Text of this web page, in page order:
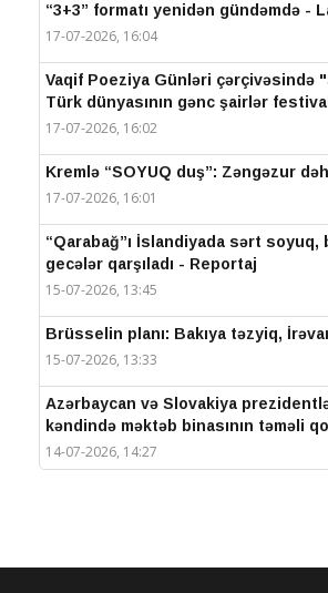
“3+3” formatı yenidən gündəmdə -
17-07-2026, 16:04
Vaqif Poeziya Günləri çərçivəsində
Türk dünyasının gənc şairlər
17-07-2026, 16:02
Kremlə “SOYUQ duş”: Zəngəzur
17-07-2026, 16:01
“Qarabağ”ı İslandiyada sərt soyuq,
gecələr qarşıladı - Reportaj
15-07-2026, 13:45
Brüsselin planı: Bakıya təzyiq,
15-07-2026, 13:33
Azərbaycan və Slovakiya
kəndində məktəb binasının təməli
14-07-2026, 14:27
Prezidentlər Şuşada mətbuata